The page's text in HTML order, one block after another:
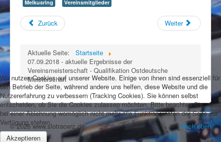
Melkusring
Vereinsmitglieder
Zurück Weiter
Aktuelle Seite:
Startseite
07.09.2018 - aktuelle Ergebnisse der
Vereinsmeisterschaft - Qualifikation Ostdeutsche
Meisterschaft
Nach oben
© 2026 www.slotracerz.de
Wir nutzen Cookies auf unserer Website. Einige von ihnen sind essenziell für
den Betrieb der Seite, während andere uns helfen, diese Website und die
Nutzererfahrung zu verbessern (Tracking Cookies). Sie können selbst
entscheiden, ob Sie die Cookies zulassen möchten. Bitte beachten Sie, dass
bei einer Ablehnung womöglich nicht mehr alle Funktionalitäten der Seite zur
Verfügung stehen.
Akzeptieren